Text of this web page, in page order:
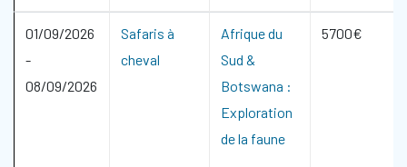
01/09/2026
-
08/09/2026
Safaris à
cheval
Afrique du
Sud &
Botswana :
Exploration
de la faune
5700€